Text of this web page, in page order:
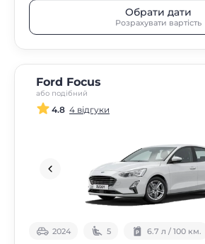
Обрати дати
Розрахувати вартість
Ford Focus
або подібний
4.8 4 відгуки
2024 5 6.7 л / 100 км.